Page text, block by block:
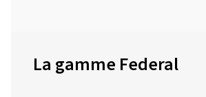
La gamme Federal